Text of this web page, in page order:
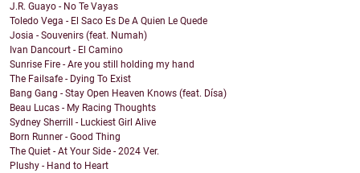
J.R. Guayo - No Te Vayas
Toledo Vega - El Saco Es De A Quien Le Quede
Josia - Souvenirs (feat. Numah)
Ivan Dancourt - El Camino
Sunrise Fire - Are you still holding my hand
The Failsafe - Dying To Exist
Bang Gang - Stay Open Heaven Knows (feat. Dísa)
Beau Lucas - My Racing Thoughts
Sydney Sherrill - Luckiest Girl Alive
Born Runner - Good Thing
The Quiet - At Your Side - 2024 Ver.
Plushy - Hand to Heart